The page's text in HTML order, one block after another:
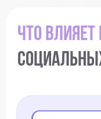
Что